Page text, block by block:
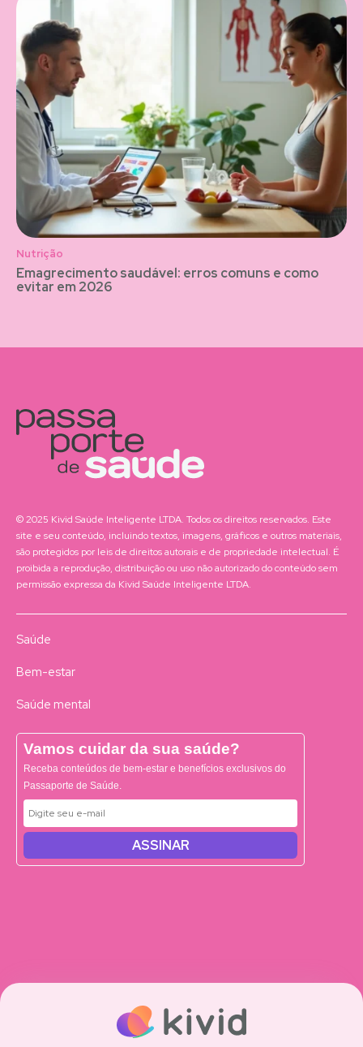
Nutrição
Emagrecimento saudável: erros comuns e como
evitar em 2026
© 2025 Kivid Saúde Inteligente LTDA. Todos os direitos reservados. Este
site e seu conteúdo, incluindo textos, imagens, gráficos e outros materiais,
são protegidos por leis de direitos autorais e de propriedade intelectual. É
proibida a reprodução, distribuição ou uso não autorizado do conteúdo sem
permissão expressa da Kivid Saúde Inteligente LTDA.
Saúde
Bem-estar
Saúde mental
Vamos cuidar da sua saúde?
Receba conteúdos de bem-estar e benefícios exclusivos do
Passaporte de Saúde.
ASSINAR